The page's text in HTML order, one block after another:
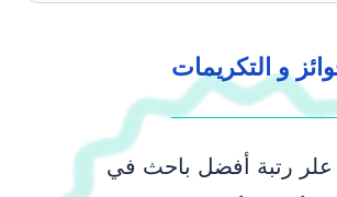
و التكريمات
علر رتبة أفضل باحث في